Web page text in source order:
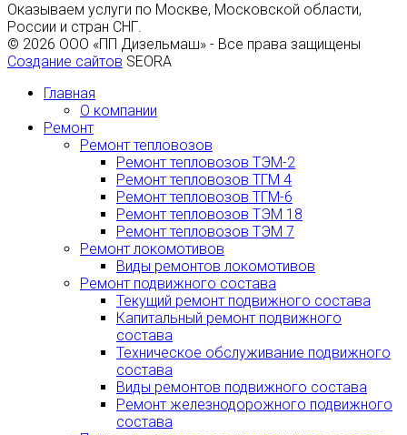
Оказываем услуги по Москве, Московской области,
России и стран СНГ.
© 2026 ООО «ПП Дизельмаш» - Все права защищены
Создание сайтов SEORA
Главная
О компании
Ремонт
Ремонт тепловозов
Ремонт тепловозов ТЭМ-2
Ремонт тепловозов ТГМ 4
Ремонт тепловозов ТГМ-6
Ремонт тепловозов ТЭМ 18
Ремонт тепловозов ТЭМ 7
Ремонт локомотивов
Виды ремонтов локомотивов
Ремонт подвижного состава
Текущий ремонт подвижного состава
Капитальный ремонт подвижного
состава
Техническое обслуживание подвижного
состава
Виды ремонтов подвижного состава
Ремонт железнодорожного подвижного
состава